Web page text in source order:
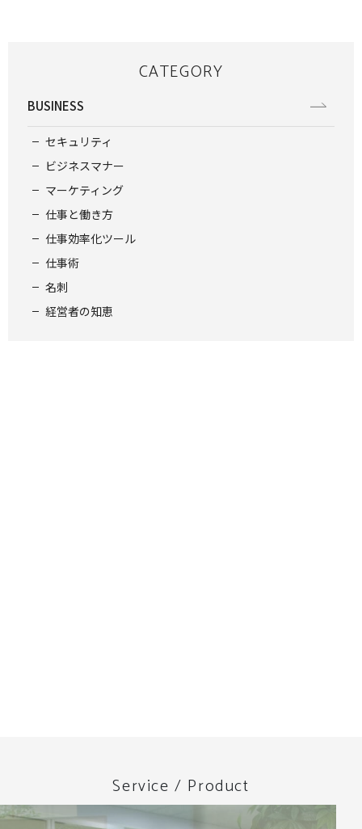
CATEGORY
BUSINESS
セキュリティ
ビジネスマナー
マーケティング
仕事と働き方
仕事効率化ツール
仕事術
名刺
経営者の知恵
Service / Product